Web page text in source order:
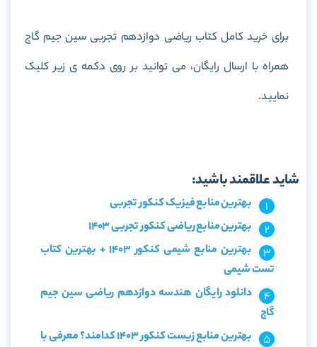
برای خرید کامل کتاب ریاضی دوازدهم تجربی سین جیم گاج
همراه با ارسال رایگان، می توانید بر روی دکمه ی زیر کلیک
نمایید.
شاید علاقمند باشید:
بهترین منابع فیزیک کنکور تجربی
بهترین منابع ریاضی کنکور تجربی 1403
بهترین منابع شیمی کنکور 1403 + بهترین کتاب
تست شیمی
دانلود رایگان هندسه دوازدهم ریاضی سین جیم
گاج
بهترین منابع زیست کنکور 1403 کدامند؟ معرفی با